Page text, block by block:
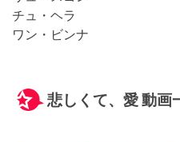
チュ・ヘラ
ワン・ビンナ
悲しくて、愛 動画